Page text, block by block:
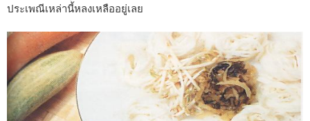
ประเพณีเหล่านี้หลงเหลืออยู่เลย